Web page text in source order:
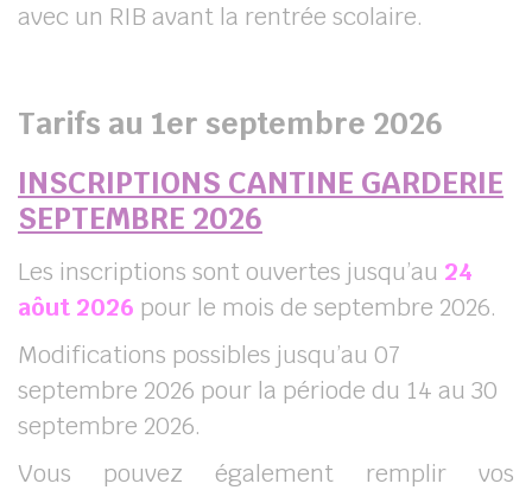
avec un RIB avant la rentrée scolaire.
Tarifs au 1er septembre 2026
INSCRIPTIONS CANTINE GARDERIE
SEPTEMBRE 2026
Les inscriptions sont ouvertes jusqu’au 24
aôut 2026 pour le mois de septembre 2026.
Modifications possibles jusqu’au 07
septembre 2026 pour la période du 14 au 30
septembre 2026.
Vous pouvez également remplir vos